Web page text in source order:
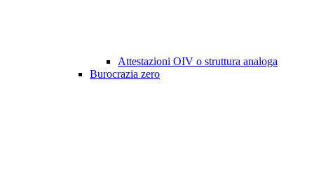
Attestazioni OIV o struttura analoga
Burocrazia zero